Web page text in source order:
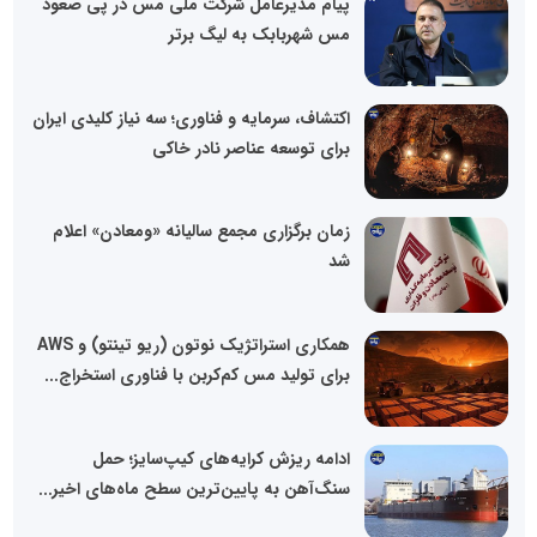
مس شهربابک به لیگ برتر
اکتشاف، سرمایه و فناوری؛ سه نیاز کلیدی ایران
برای توسعه عناصر نادر خاکی
زمان برگزاری مجمع سالیانه «ومعادن» اعلام
شد
همکاری استراتژیک نوتون (ریو تینتو) و AWS
برای تولید مس کم‌کربن با فناوری استخراج...
ادامه ریزش کرایه‌های کیپ‌سایز؛ حمل
سنگ‌آهن به پایین‌ترین سطح ماه‌های اخیر...